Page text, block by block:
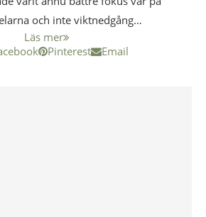
och inte viktnedgång…
Läs mer
Pinterest Email